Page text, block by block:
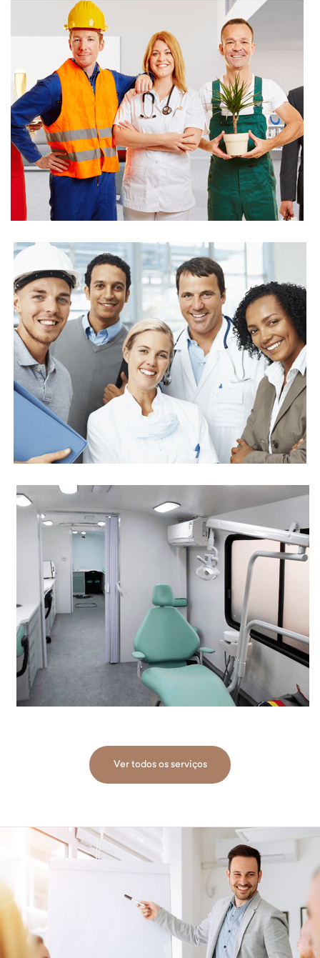
Ver todos os serviços